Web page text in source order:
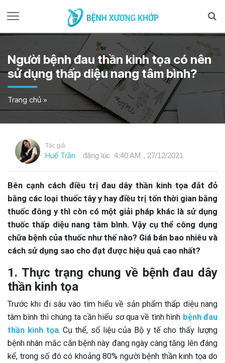
Người bệnh đau thần kinh tọa có nên
sử dụng thấp diệu nang tâm bình?
Trang chủ »
Tác giả
Huế Trần đăng lúc 4:40 AM , 27/12/2021
Bên cạnh cách điều trị đau dây thần kinh tọa đắt đỏ
bằng các loại thuốc tây y hay điều trị tốn thời gian bằng
thuốc đông y thì còn có một giải pháp khác là sử dụng
thuốc thấp diệu nang tâm bình. Vậy cụ thể công dụng
chữa bệnh của thuốc như thế nào? Giá bán bao nhiêu và
cách sử dụng sao cho đạt được hiệu quả cao nhất?
1. Thực trạng chung về bệnh đau dây
thần kinh tọa
Trước khi đi sâu vào tìm hiểu về sản phẩm thấp diệu nang
tâm bình thì chúng ta cần hiểu sơ qua về tình hình bệnh đau
thần kinh tọa. Cụ thể, số liệu của Bộ y tế cho thấy lượng
bệnh nhân mắc căn bệnh này đang ngày càng tăng lên đáng
kể, trong số đó có khoảng 80% người bệnh thần kinh tọa do